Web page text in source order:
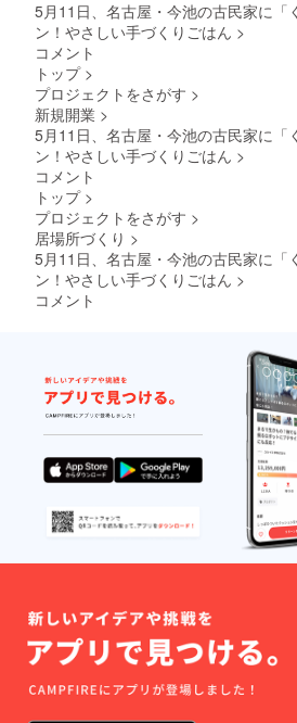
5月11日、名古屋・今池の古民家に「
ン！やさしい手づくりごはん >
コメント
トップ >
プロジェクトをさがす >
新規開業 >
5月11日、名古屋・今池の古民家に「
ン！やさしい手づくりごはん >
コメント
トップ >
プロジェクトをさがす >
居場所づくり >
5月11日、名古屋・今池の古民家に「
ン！やさしい手づくりごはん >
コメント